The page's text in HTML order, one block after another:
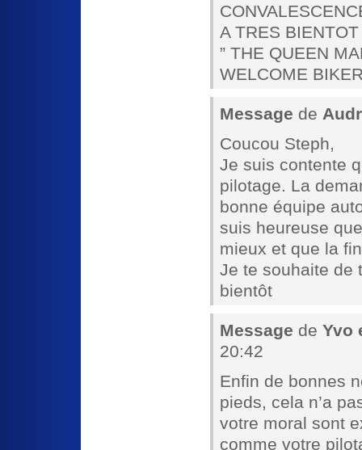
A TRES
” THE QUEEN
WELCOME
Message de
Coucou Steph,
Je suis contente
pilotage. La
bonne équipe
suis heureuse
mieux et que la
Je te souhaite de
bientôt
Message de Yvo
20:42
Enfin de bonnes
pieds, cela n’a
votre moral sont
comme votre